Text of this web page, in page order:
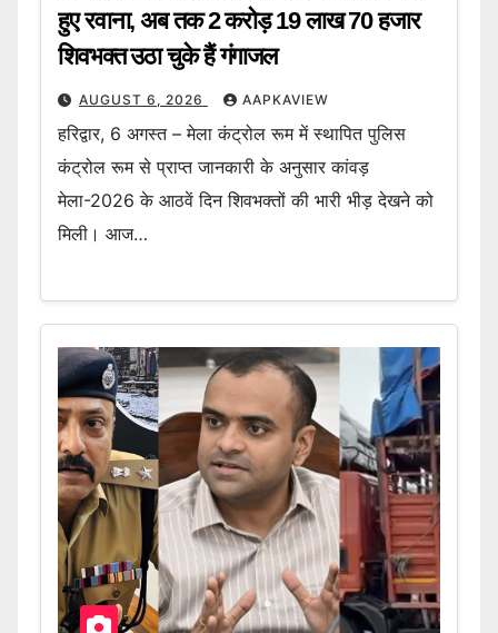
हुए रवाना, अब तक 2 करोड़ 19 लाख 70 हजार
शिवभक्त उठा चुके हैं गंगाजल
AUGUST 6, 2026 AAPKAVIEW
हरिद्वार, 6 अगस्त – मेला कंट्रोल रूम में स्थापित पुलिस
कंट्रोल रूम से प्राप्त जानकारी के अनुसार कांवड़
मेला-2026 के आठवें दिन शिवभक्तों की भारी भीड़ देखने को
मिली। आज…